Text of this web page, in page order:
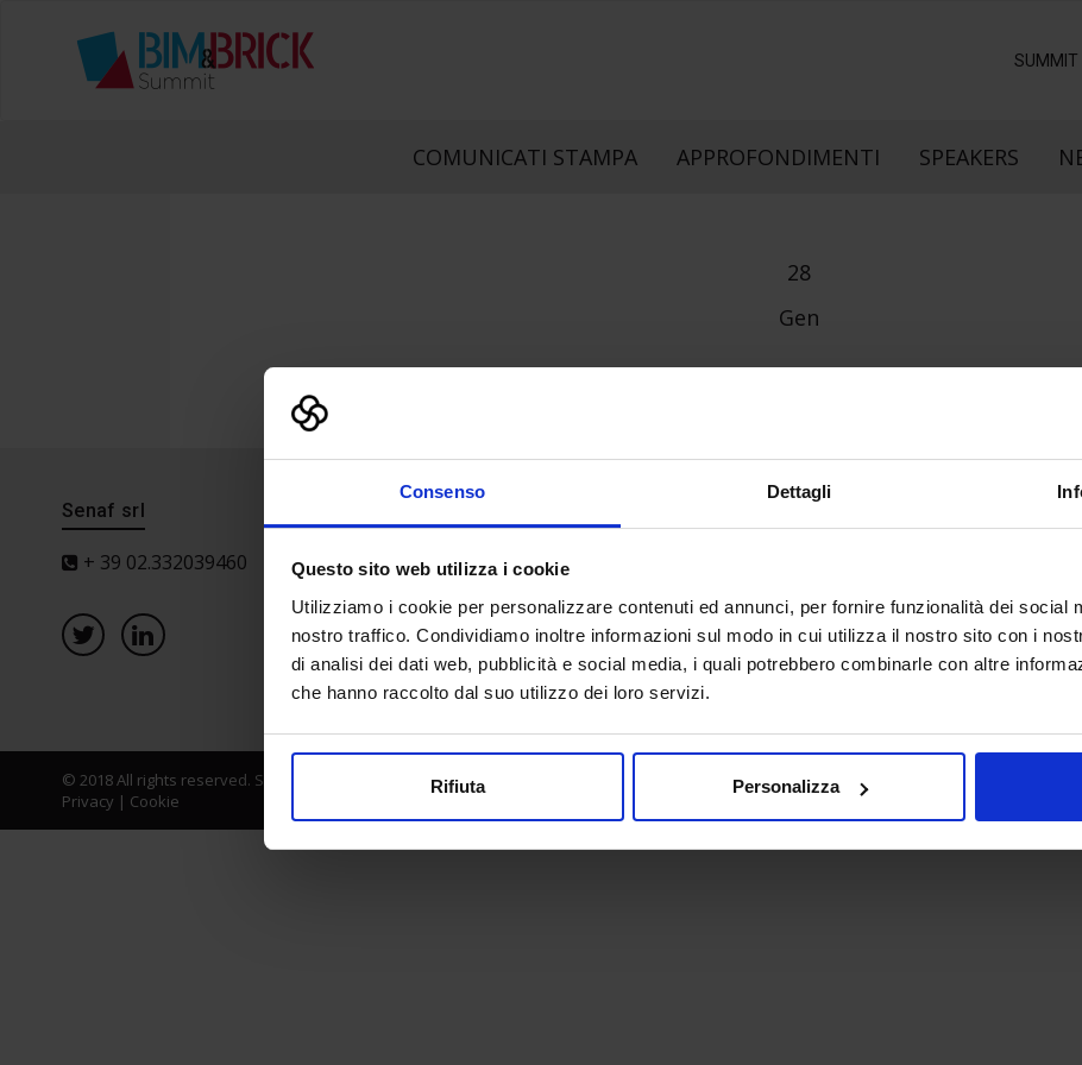
Consenso Dettagli
Questo sito web utilizza i cookie
Utilizziamo i cookie per personalizzare contenuti ed annunci, per fornire funzionalità dei social
nostro traffico. Condividiamo inoltre informazioni sul modo in cui utilizza il nostro sito con i
di analisi dei dati web, pubblicità e social media, i quali potrebbero combinarle con altre
che hanno raccolto dal suo utilizzo dei loro servizi.
Rifiuta Personalizza
SUMMIT
COMUNICATI STAMPA APPROFONDIMENTI SPEAKERS
28
Gen
Senaf srl
+ 39 02.332039460
© 2018 All rights reserved. Senaf srl - Gruppo Tecniche Nuove Spa - P.IVA 06382730155 - C.F. 02213830371
Privacy | Cookie